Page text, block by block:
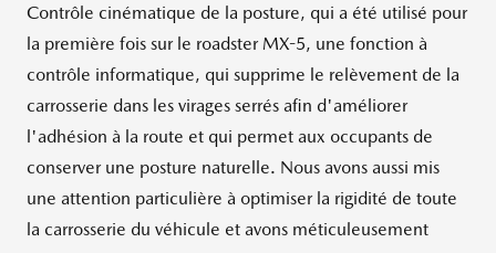
Contrôle cinématique de la posture, qui a été utilisé pour
la première fois sur le roadster MX-5, une fonction à
contrôle informatique, qui supprime le relèvement de la
carrosserie dans les virages serrés afin d'améliorer
l'adhésion à la route et qui permet aux occupants de
conserver une posture naturelle. Nous avons aussi mis
une attention particulière à optimiser la rigidité de toute
la carrosserie du véhicule et avons méticuleusement